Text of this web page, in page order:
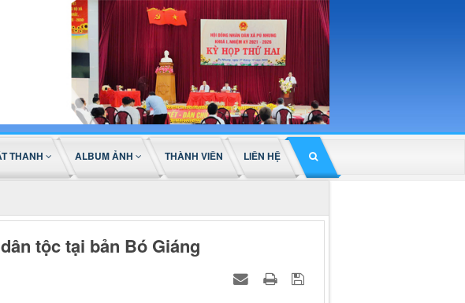
THANH ALBUM ẢNH THÀNH VIÊN LIÊN HỆ
tộc tại bản Bó Giáng